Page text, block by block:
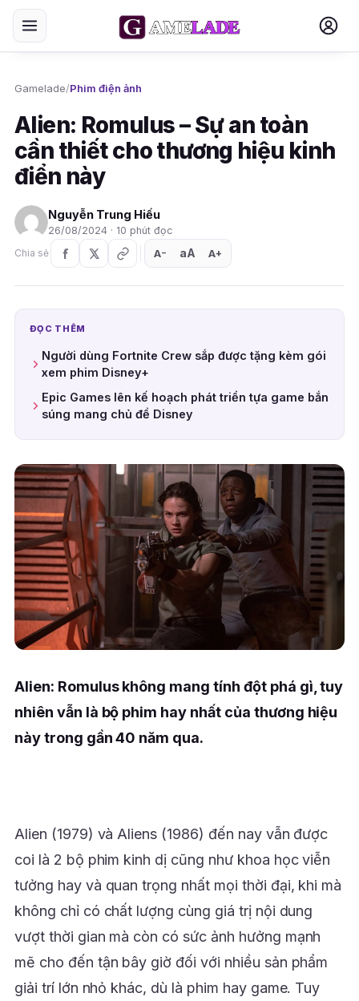
Gamelade/Phim điện ảnh
Alien: Romulus – Sự an toàn
cần thiết cho thương hiệu kinh
điển này
Nguyễn Trung Hiếu
26/08/2024 · 10 phút đọc
Chia sẻ
A− aA A+
ĐỌC THÊM
Người dùng Fortnite Crew sắp được tặng kèm gói
xem phim Disney+
Epic Games lên kế hoạch phát triển tựa game bắn
súng mang chủ đề Disney
Alien: Romulus không mang tính đột phá gì, tuy
nhiên vẫn là bộ phim hay nhất của thương hiệu
này trong gần 40 năm qua.
Alien (1979) và Aliens (1986) đến nay vẫn được
coi là 2 bộ phim kinh dị cũng như khoa học viễn
tưởng hay và quan trọng nhất mọi thời đại, khi mà
không chỉ có chất lượng cùng giá trị nội dung
vượt thời gian mà còn có sức ảnh hưởng mạnh
mẽ cho đến tận bây giờ đối với nhiều sản phẩm
giải trí lớn nhỏ khác, dù là phim hay game. Tuy